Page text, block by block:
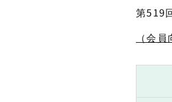
第519
（会